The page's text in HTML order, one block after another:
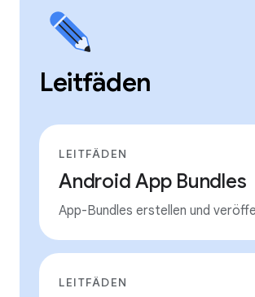
Leitfäden
LEITFÄDEN
Android App Bundles
App-Bundles erstellen und
LEITFÄDEN